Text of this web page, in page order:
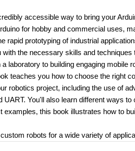
accessible way to bring your
for hobby and commercial uses,
rapid prototyping of industrial
the necessary skills and techniques
laboratory to building engaging mobile
teaches you how to choose the right
robotics project, including the use of
You'll also learn different ways
this book illustrates how to
robots for a wide variety of